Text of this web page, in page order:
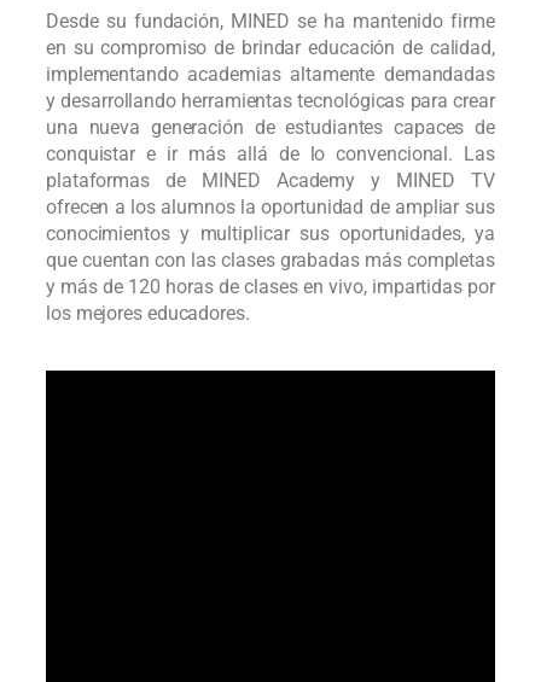
Desde su fundación, MINED se ha mantenido firme
en su compromiso de brindareducación de calidad,
implementando academias altamente demandadas
y desarrollando herramientas tecnológicas para crear
una nueva generación de estudiantes capaces de
conquistar e ir más allá de lo convencional. Las
plataformas de MINED Academy y MINED TV
ofrecen a los alumnos la oportunidad de ampliar sus
conocimientos y multiplicar sus oportunidades, ya
que cuentan con las clases grabadas más completas
y más de 120 horas de clases en vivo, impartidas por
los mejores educadores.